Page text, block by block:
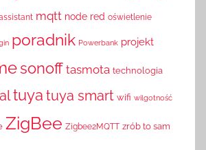
mqtt node red oświetlenie
poradnik Powerbank projekt
sonoff tasmota technologia
tuya tuya smart wifi wilgotność
ZigBee Zigbee2MQTT zrób to sam